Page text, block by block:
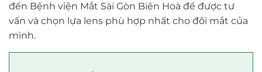
đến Bệnh viện Mắt Sài Gòn Biên Hoà để được tư
vấn và chọn lựa lens phù hợp nhất cho đôi mắt của
mình.